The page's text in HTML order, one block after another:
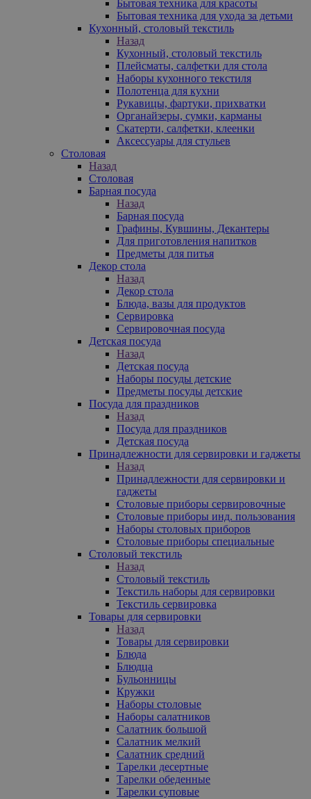
Бытовая техника для красоты
Бытовая техника для ухода за детьми
Кухонный, столовый текстиль
Назад
Кухонный, столовый текстиль
Плейсматы, салфетки для стола
Наборы кухонного текстиля
Полотенца для кухни
Рукавицы, фартуки, прихватки
Органайзеры, сумки, карманы
Скатерти, салфетки, клеенки
Аксессуары для стульев
Столовая
Назад
Столовая
Барная посуда
Назад
Барная посуда
Графины, Кувшины, Декантеры
Для приготовления напитков
Предметы для питья
Декор стола
Назад
Декор стола
Блюда, вазы для продуктов
Сервировка
Сервировочная посуда
Детская посуда
Назад
Детская посуда
Наборы посуды детские
Предметы посуды детские
Посуда для праздников
Назад
Посуда для праздников
Детская посуда
Принадлежности для сервировки и гаджеты
Назад
Принадлежности для сервировки и
гаджеты
Столовые приборы сервировочные
Столовые приборы инд. пользования
Наборы столовых приборов
Столовые приборы специальные
Столовый текстиль
Назад
Столовый текстиль
Текстиль наборы для сервировки
Текстиль сервировка
Товары для сервировки
Назад
Товары для сервировки
Блюда
Блюдца
Бульонницы
Кружки
Наборы столовые
Наборы салатников
Салатник большой
Салатник мелкий
Салатник средний
Тарелки десертные
Тарелки обеденные
Тарелки суповые